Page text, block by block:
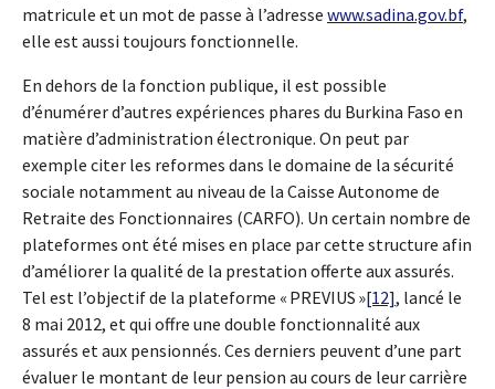
matricule et un mot de passe à l’adresse www.sadina.gov.bf,
elle est aussi toujours fonctionnelle.
En dehors de la fonction publique, il est possible
d’énumérer d’autres expériences phares du Burkina Faso en
matière d’administration électronique. On peut par
exemple citer les reformes dans le domaine de la sécurité
sociale notamment au niveau de la Caisse Autonome de
Retraite des Fonctionnaires (CARFO). Un certain nombre de
plateformes ont été mises en place par cette structure afin
d’améliorer la qualité de la prestation offerte aux assurés.
Tel est l’objectif de la plateforme « PREVIUS »[12], lancé le
8 mai 2012, et qui offre une double fonctionnalité aux
assurés et aux pensionnés. Ces derniers peuvent d’une part
évaluer le montant de leur pension au cours de leur carrière